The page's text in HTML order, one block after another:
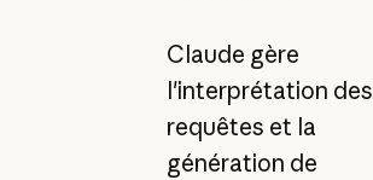
Claude gère
l'interprétation des
requêtes et la
génération de